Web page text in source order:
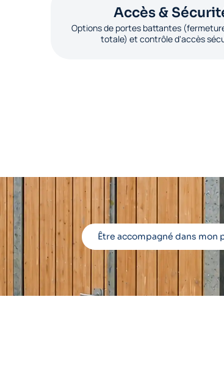
Accès &
Options de portes battantes
totale) et contrôle d'accès
Être accompagné dans mon